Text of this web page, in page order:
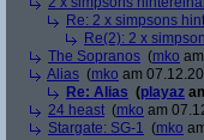
Re: 2 x simpsons
Re(2): 2 x
The Sopranos (mko
Alias (mko am
Re: Alias (playaz
24 heast (mko am
Stargate: SG-1 (mko